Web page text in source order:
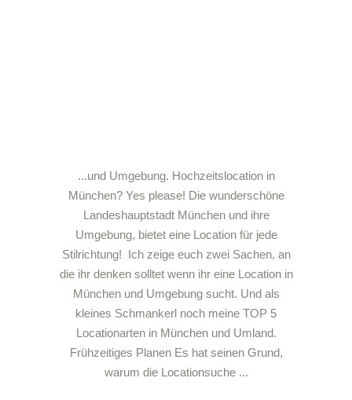
...und Umgebung. Hochzeitslocation in
München? Yes please! Die wunderschöne
Landeshauptstadt München und ihre
Umgebung, bietet eine Location für jede
Stilrichtung! Ich zeige euch zwei Sachen, an
die ihr denken solltet wenn ihr eine Location in
München und Umgebung sucht. Und als
kleines Schmankerl noch meine TOP 5
Locationarten in München und Umland.
Frühzeitiges Planen Es hat seinen Grund,
warum die Locationsuche